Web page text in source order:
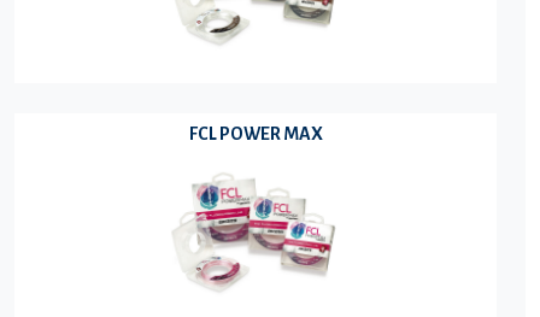
FCL POWER MAX